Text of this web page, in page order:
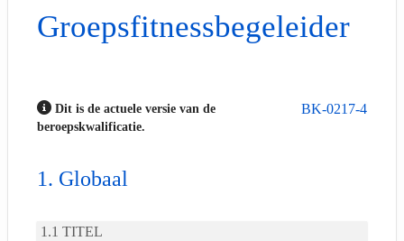
Groepsfitnessbegeleider
BK-0217-4
Dit is de actuele versie van de
beroepskwalificatie.
Globaal
TITEL